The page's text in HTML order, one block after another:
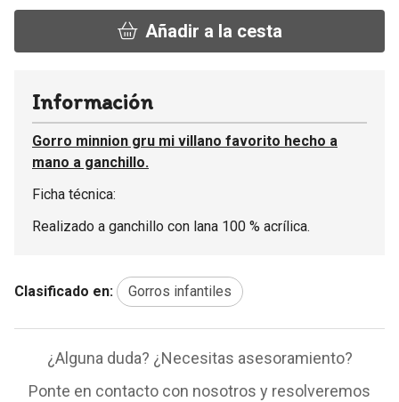
Añadir a la cesta
Información
Gorro minnion gru mi villano favorito hecho a
mano a ganchillo.
Ficha técnica:
Realizado a ganchillo con lana 100 % acrílica.
Clasificado en: Gorros infantiles
¿Alguna duda? ¿Necesitas asesoramiento?
Ponte en contacto con nosotros y resolveremos